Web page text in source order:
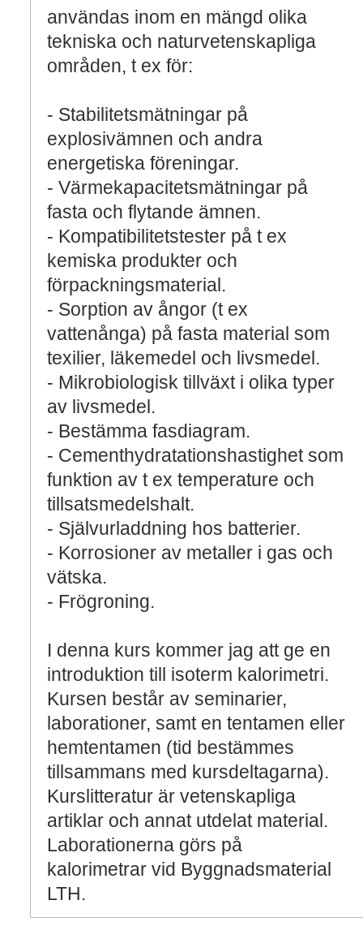
användas inom en mängd olika
tekniska och naturvetenskapliga
områden, t ex för:
- Stabilitetsmätningar på
explosivämnen och andra
energetiska föreningar.
- Värmekapacitetsmätningar på
fasta och flytande ämnen.
- Kompatibilitetstester på t ex
kemiska produkter och
förpackningsmaterial.
- Sorption av ångor (t ex
vattenånga) på fasta material som
texilier, läkemedel och livsmedel.
- Mikrobiologisk tillväxt i olika typer
av livsmedel.
- Bestämma fasdiagram.
- Cementhydratationshastighet som
funktion av t ex temperature och
tillsatsmedelshalt.
- Självurladdning hos batterier.
- Korrosioner av metaller i gas och
vätska.
- Frögroning.
I denna kurs kommer jag att ge en
introduktion till isoterm kalorimetri.
Kursen består av seminarier,
laborationer, samt en tentamen eller
hemtentamen (tid bestämmes
tillsammans med kursdeltagarna).
Kurslitteratur är vetenskapliga
artiklar och annat utdelat material.
Laborationerna görs på
kalorimetrar vid Byggnadsmaterial
LTH.